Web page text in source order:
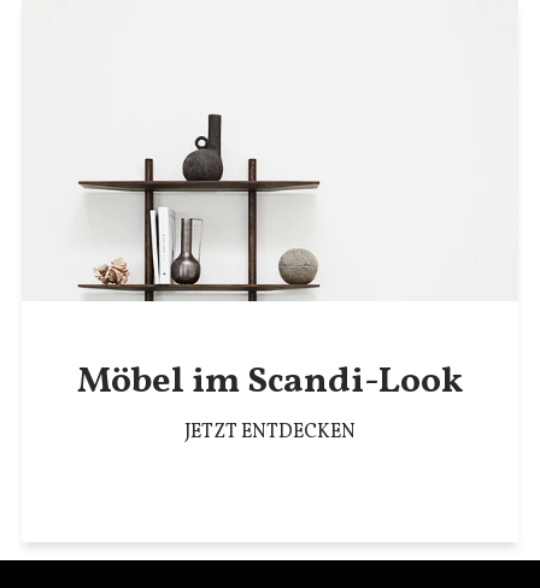
Möbel im Scandi-Look
JETZT ENTDECKEN